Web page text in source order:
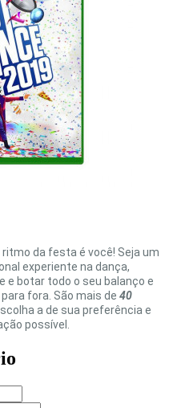
ritmo da festa é você! Seja um
experiente na dança,
e botar todo o seu balanço e
fora. São mais de 40
a de sua preferência e
possível.